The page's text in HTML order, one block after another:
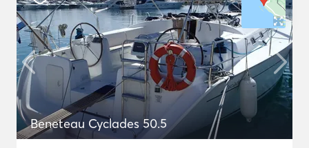
Beneteau Cyclades 50.5